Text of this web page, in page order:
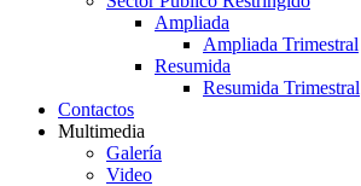
Ampliada
Ampliada Trimestral
Resumida
Resumida Trimestral
Contactos
Multimedia
Galería
Video